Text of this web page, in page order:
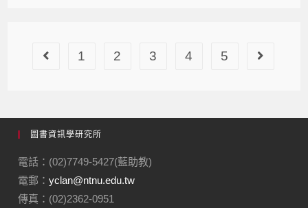
1 2 3 4 5
圖書資訊學研究所
電話：(02)7749-5427(藍助教)
電郵：yclan@ntnu.edu.tw
傳真：(02)2362-0951